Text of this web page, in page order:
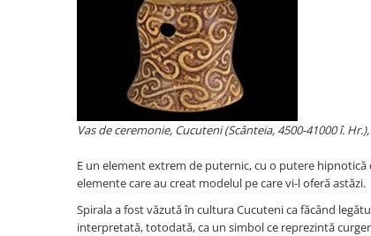
Vas de ceremonie, Cucuteni (Scânteia, 4500-41000 î.
E un element extrem de puternic, cu o putere
elemente care au creat modelul pe care vi-l oferă astăzi.
Spirala a fost văzută în cultura Cucuteni ca făcând
interpretată, totodată, ca un simbol ce reprezintă